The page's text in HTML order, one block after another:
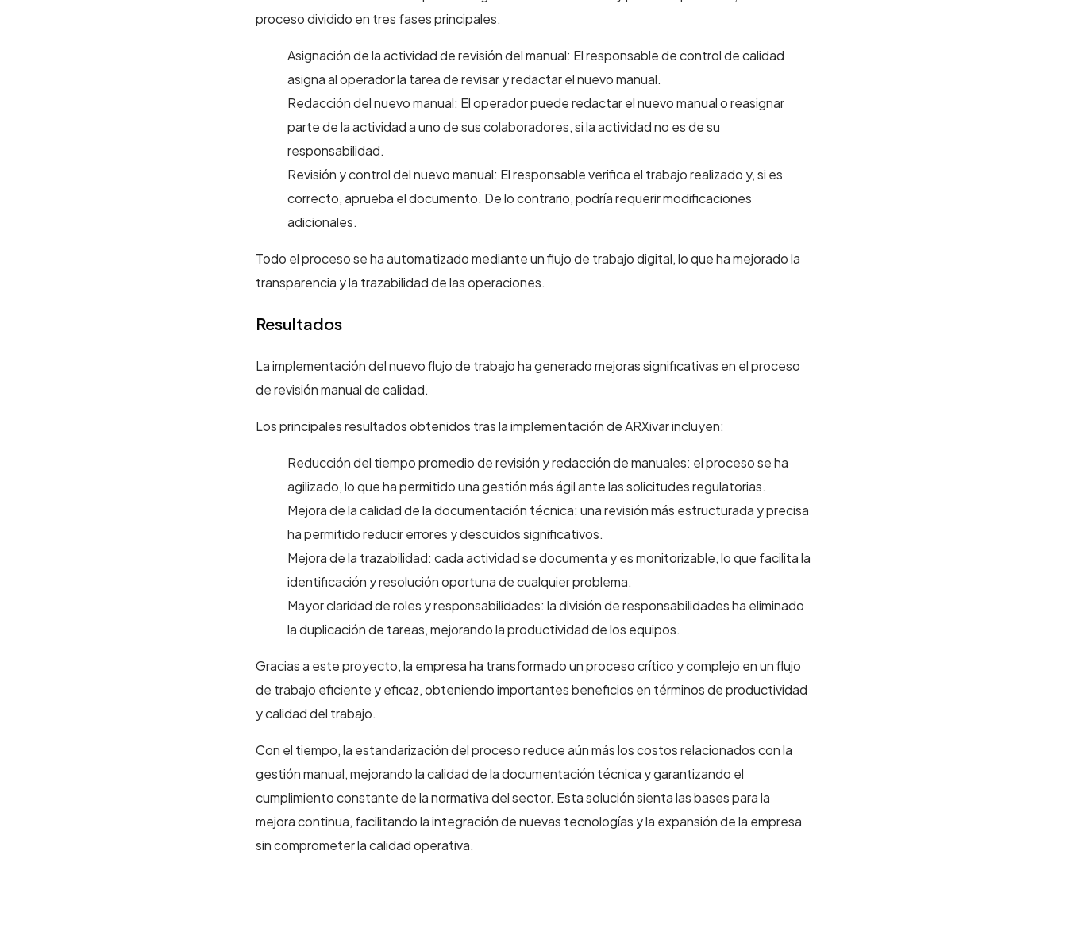
proceso dividido en tres fases principales.
Asignación de la actividad de revisión del manual: El responsable de control de calidad
asigna al operador la tarea de revisar y redactar el nuevo manual.
Redacción del nuevo manual: El operador puede redactar el nuevo manual o reasignar
parte de la actividad a uno de sus colaboradores, si la actividad no es de su
responsabilidad.
Revisión y control del nuevo manual: El responsable verifica el trabajo realizado y, si es
correcto, aprueba el documento. De lo contrario, podría requerir modificaciones
adicionales.
Todo el proceso se ha automatizado mediante un flujo de trabajo digital, lo que ha mejorado la
transparencia y la trazabilidad de las operaciones.
Resultados
La implementación del nuevo flujo de trabajo ha generado mejoras significativas en el proceso
de revisión manual de calidad.
Los principales resultados obtenidos tras la implementación de ARXivar incluyen:
Reducción del tiempo promedio de revisión y redacción de manuales: el proceso se ha
agilizado, lo que ha permitido una gestión más ágil ante las solicitudes regulatorias.
Mejora de la calidad de la documentación técnica: una revisión más estructurada y precisa
ha permitido reducir errores y descuidos significativos.
Mejora de la trazabilidad: cada actividad se documenta y es monitorizable, lo que facilita la
identificación y resolución oportuna de cualquier problema.
Mayor claridad de roles y responsabilidades: la división de responsabilidades ha eliminado
la duplicación de tareas, mejorando la productividad de los equipos.
Gracias a este proyecto, la empresa ha transformado un proceso crítico y complejo en un flujo
de trabajo eficiente y eficaz, obteniendo importantes beneficios en términos de productividad
y calidad del trabajo.
Con el tiempo, la estandarización del proceso reduce aún más los costos relacionados con la
gestión manual, mejorando la calidad de la documentación técnica y garantizando el
cumplimiento constante de la normativa del sector. Esta solución sienta las bases para la
mejora continua, facilitando la integración de nuevas tecnologías y la expansión de la empresa
sin comprometer la calidad operativa.